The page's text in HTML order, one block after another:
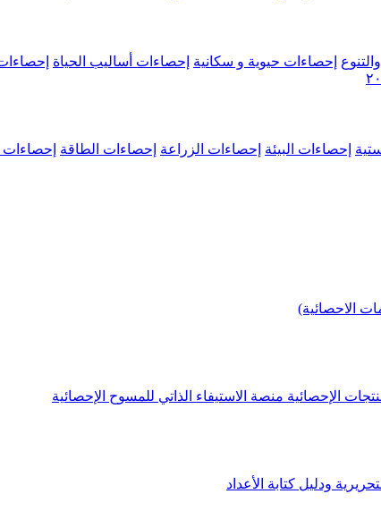
إحصاءات حيوية و سكانية إحصاءات أساليب الحياة
إحصاءات البيئة إحصاءات الزراعة إحصاءات الطاقة إحصاءات
الاحصائية)
الإحصائية منصة الاستيفاء الذاتي للمسوح الإحصائية
ودليل كتابة الأعداد